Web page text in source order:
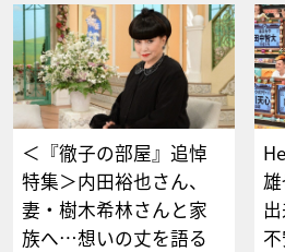
＜『徹子の部屋』追悼
特集＞内田裕也さん、
妻・樹木希林さんと家
族へ…想いの丈を語る